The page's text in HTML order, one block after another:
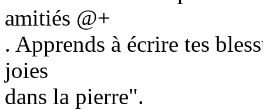
amitiés @+
. Apprends à écrire tes
joies
dans la pierre".